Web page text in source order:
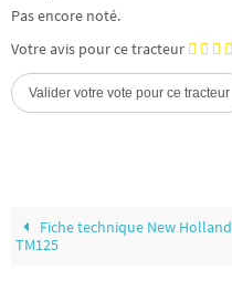
Pas encore noté.
Votre avis pour ce tracteur
Fiche technique New Holland
TM125